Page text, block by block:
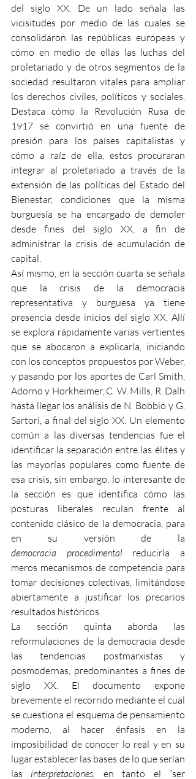
del siglo XX. De un lado señala las
vicisitudes por medio de las cuales se
consolidaron las repúblicas europeas y
cómo en medio de ellas las luchas del
proletariado y de otros segmentos de la
sociedad resultaron vitales para ampliar
los derechos civiles, políticos y sociales.
Destaca cómo la Revolución Rusa de
1917 se convirtió en una fuente de
presión para los países capitalistas y
cómo a raíz de ella, estos procuraran
integrar al proletariado a través de la
extensión de las políticas del Estado del
Bienestar, condiciones que la misma
burguesía se ha encargado de demoler
desde fines del siglo XX, a fin de
administrar la crisis de acumulación de
capital.
Así mismo, en la sección cuarta se señala
que la crisis de la democracia
representativa y burguesa ya tiene
presencia desde inicios del siglo XX. Allí
se explora rápidamente varias vertientes
que se abocaron a explicarla, iniciando
con los conceptos propuestos por Weber,
y pasando por los aportes de Carl Smith,
Adorno y Horkheimer, C. W. Mills, R. Dalh
hasta llegar los análisis de N. Bobbio y G.
Sartori, a final del siglo XX. Un elemento
común a las diversas tendencias fue el
identificar la separación entre las élites y
las mayorías populares como fuente de
esa crisis, sin embargo, lo interesante de
la sección es que identifica cómo las
posturas liberales reculan frente al
contenido clásico de la democracia, para
democracia
procedimental reducirla a
meros mecanismos de competencia para
tomar decisiones colectivas, limitándose
abiertamente a justificar los precarios
resultados históricos.
La sección quinta aborda las
reformulaciones de la democracia desde
las tendencias postmarxistas y
posmodernas, predominantes a fines de
siglo XX. El documento expone
brevemente el recorrido mediante el cual
se cuestiona el esquema de pensamiento
moderno, al hacer énfasis en la
imposibilidad de conocer lo real y en su
lugar establecer las bases de lo que serían
las interpretaciones, en tanto el “ser